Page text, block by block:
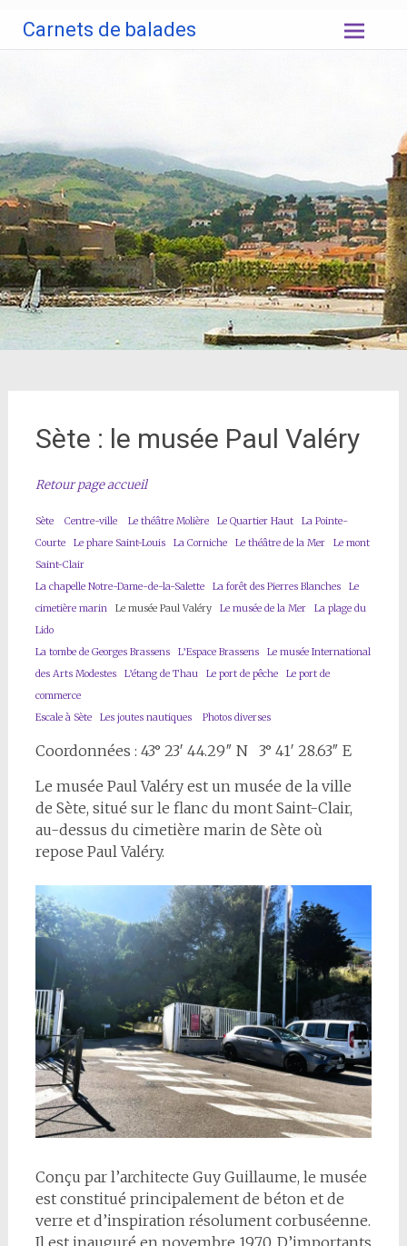
contenu
Carnets de balades
Sète : le musée Paul Valéry
Retour page accueil
Sète Centre-ville Le théâtre Molière Le Quartier Haut
La Pointe-
Courte
Le phare Saint-Louis La Corniche Le théâtre de la Mer
Le mont
Saint-Clair
La chapelle Notre-Dame-de-la-Salette
La forêt des Pierres Blanches
Le
cimetière marinLe musée Paul Valéry Le musée de la Mer
La plage du
Lido
La tombe de Georges Brassens
L’Espace Brassens
Le musée International
des Arts Modestes
L’étang de Thau Le port de pêche
Le port de
commerce
Escale à Sète
Les joutes nautiques Photos diverses
Coordonnées : 43° 23′ 44.29″ N 3° 41′ 28.63″ E
Le musée Paul Valéry est un musée de la ville
de Sète, situé sur le flanc du mont Saint-Clair,
au-dessus du cimetière marin de Sète où
repose Paul Valéry.
Conçu par l’architecte Guy Guillaume, le musée
est constitué principalement de béton et de
verre et d’inspiration résolument corbuséenne.
Il est inauguré en novembre 1970. D’importants